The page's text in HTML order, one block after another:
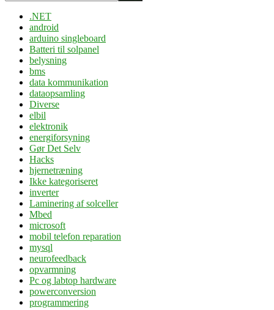
.NET
android
arduino singleboard
Batteri til solpanel
belysning
bms
data kommunikation
dataopsamling
Diverse
elbil
elektronik
energiforsyning
Gør Det Selv
Hacks
hjernetræning
Ikke kategoriseret
inverter
Laminering af solceller
Mbed
microsoft
mobil telefon reparation
mysql
neurofeedback
opvarmning
Pc og labtop hardware
powerconversion
programmering